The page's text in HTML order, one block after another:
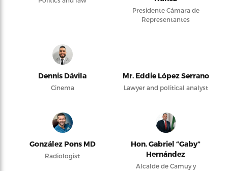
Presidente Cámara de
Representantes
Dennis Dávila
Cinema
Mr. Eddie López Serrano
Lawyer and political analyst
González Pons MD
Radiologist
Hon. Gabriel “Gaby”
Hernández
Alcalde de Camuy y